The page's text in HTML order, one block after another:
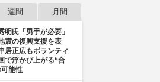
週間 月間
明氏「男手が必要」
震の復興支援を表
居正広もボランティ
で浮かび上がる“合
能性